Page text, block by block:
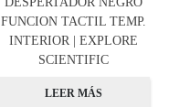
FUNCION TACTIL TEMP.
INTERIOR | EXPLORE
SCIENTIFIC
LEER MÁS